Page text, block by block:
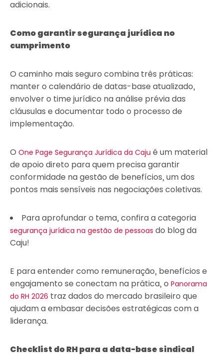
adicionais.
Como garantir segurança jurídica no
cumprimento
O caminho mais seguro combina três práticas:
manter o calendário de datas-base atualizado,
envolver o time jurídico na análise prévia das
cláusulas e documentar todo o processo de
implementação.
O One Page Segurança Jurídica da Caju é um material
de apoio direto para quem precisa garantir
conformidade na gestão de benefícios, um dos
pontos mais sensíveis nas negociações coletivas.
Para aprofundar o tema, confira a categoria
segurança jurídica na gestão de pessoas do blog da
Caju!
E para entender como remuneração, benefícios e
engajamento se conectam na prática, o Panorama
do RH 2026 traz dados do mercado brasileiro que
ajudam a embasar decisões estratégicas com a
liderança.
Checklist do RH para a data-base sindical